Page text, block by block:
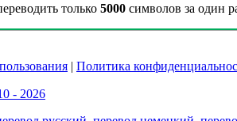
только 5000 символов за один
| Политика
- 2026